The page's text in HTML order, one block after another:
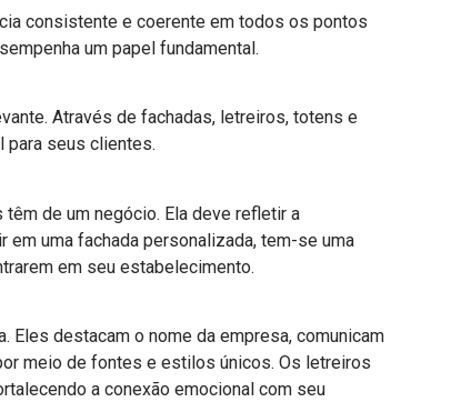
consistente e coerente em todos os pontos
um papel fundamental.
Através de fachadas, letreiros, totens e
para seus clientes.
de um negócio. Ela deve refletir a
em uma fachada personalizada, tem-se uma
em seu estabelecimento.
Eles destacam o nome da empresa, comunicam
meio de fontes e estilos únicos. Os letreiros
a conexão emocional com seu